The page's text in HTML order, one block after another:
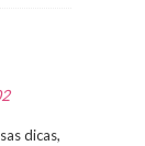
dicas,